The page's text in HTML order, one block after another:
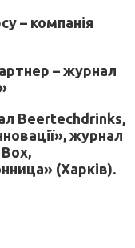
– компанія
– журнал
Beertechdrinks,
журнал
(Харків).